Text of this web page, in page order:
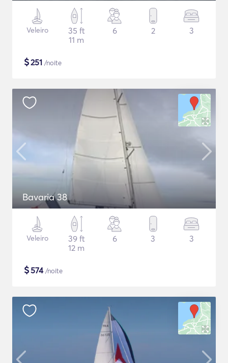
Veleiro
35 ft
11 m
6 2 3
$251 /noite
Bavaria 38
Veleiro
39 ft
12 m
6 3 3
$574/noite